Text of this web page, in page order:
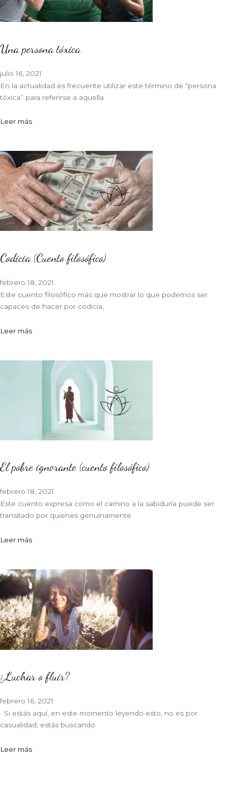
Una persona tóxica
julio 16, 2021
En la actualidad es frecuente utilizar este término de “persona
tóxica” para referirse a aquella
Leer más
Codicia (Cuento filosófico)
febrero 18, 2021
Este cuento filosófico más que mostrar lo que podemos ser
capaces de hacer por codicia,
Leer más
El pobre ignorante (cuento filosófico)
febrero 18, 2021
Este cuento expresa como el camino a la sabiduría puede ser
transitado por quienes genuinamente
Leer más
¿Luchar o fluir?
febrero 16, 2021
Si estás aquí, en este momento leyendo esto, no es por
casualidad, estás buscando
Leer más